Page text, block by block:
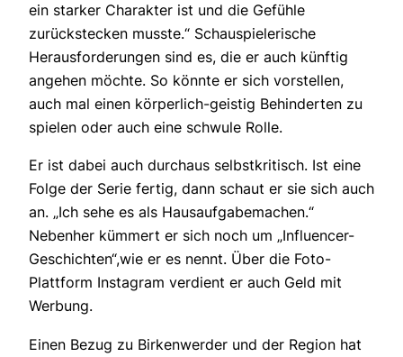
ein starker Charakter ist und die Gefühle
zurückstecken musste.“ Schauspielerische
Herausforderungen sind es, die er auch künftig
angehen möchte. So könnte er sich vorstellen,
auch mal einen körperlich-geistig Behinderten zu
spielen oder auch eine schwule Rolle.
Er ist dabei auch durchaus selbstkritisch. Ist eine
Folge der Serie fertig, dann schaut er sie sich auch
an. „Ich sehe es als Hausaufgabemachen.“
Nebenher kümmert er sich noch um „Influencer-
Geschichten“,wie er es nennt. Über die Foto-
Plattform Instagram verdient er auch Geld mit
Werbung.
Einen Bezug zu Birkenwerder und der Region hat